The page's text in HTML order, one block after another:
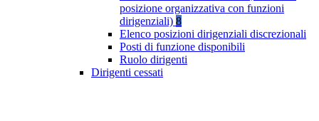
posizione organizzativa con funzioni
dirigenziali) 8
Elenco posizioni dirigenziali discrezionali
Posti di funzione disponibili
Ruolo dirigenti
Dirigenti cessati